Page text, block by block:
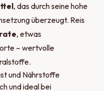
, das durch seine hohe
überzeugt. Reis
, etwas
– wertvolle
und Nährstoffe
und ideal bei